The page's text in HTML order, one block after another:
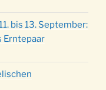
im Ev.
FeG um 16 Uhr
der Kirche um
bis 13. September:
Erntepaar